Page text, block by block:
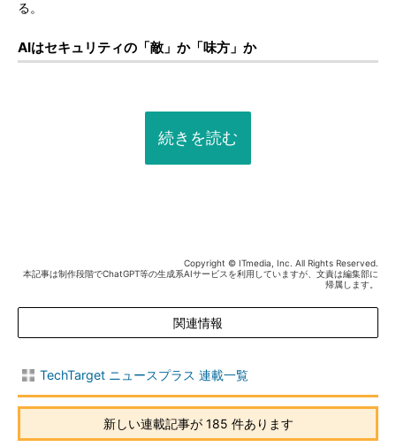
る。
AIはセキュリティの「敵」か「味方」か
続きを読む
Copyright © ITmedia, Inc. All Rights Reserved.
本記事は制作段階でChatGPT等の生成系AIサービスを利用していますが、文責は編集部に
帰属します。
関連情報
TechTarget ニュースプラス 連載一覧
新しい連載記事が 185 件あります